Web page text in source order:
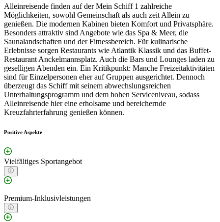
Alleinreisende finden auf der Mein Schiff 1 zahlreiche
Möglichkeiten, sowohl Gemeinschaft als auch zeit Allein zu
genießen. Die modernen Kabinen bieten Komfort und Privatsphäre.
Besonders attraktiv sind Angebote wie das Spa & Meer, die
Saunalandschaften und der Fitnessbereich. Für kulinarische
Erlebnisse sorgen Restaurants wie Atlantik Klassik und das Buffet-
Restaurant Anckelmannsplatz. Auch die Bars und Lounges laden zu
geselligen Abenden ein. Ein Kritikpunkt: Manche Freizeitaktivitäten
sind für Einzelpersonen eher auf Gruppen ausgerichtet. Dennoch
überzeugt das Schiff mit seinem abwechslungsreichen
Unterhaltungsprogramm und dem hohen Serviceniveau, sodass
Alleinreisende hier eine erholsame und bereichernde
Kreuzfahrterfahrung genießen können.
Positive Aspekte
Vielfältiges Sportangebot
Premium-Inklusivleistungen